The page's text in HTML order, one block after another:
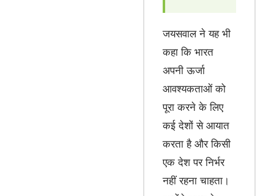
जयसवाल ने यह भी
कहा कि भारत
अपनी ऊर्जा
आवश्यकताओं को
पूरा करने के लिए
कई देशों से आयात
करता है और किसी
एक देश पर निर्भर
नहीं रहना चाहता।